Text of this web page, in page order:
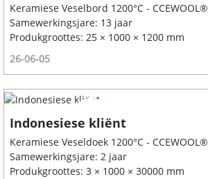
Keramiese Veselbord 1200°C - CCEWOOL®
Samewerkingsjare: 13 jaar
Produkgroottes: 25 × 1000 × 1200 mm
26-06-05
Indonesiese kliënt
Keramiese Veseldoek 1200°C - CCEWOOL®
Samewerkingsjare: 2 jaar
Produkgroottes: 3 × 1000 × 30000 mm